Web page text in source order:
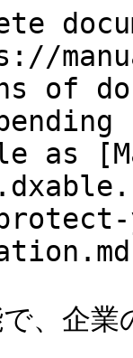
of
as
、企業